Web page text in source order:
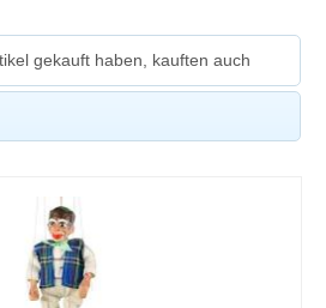
gekauft haben, kauften auch